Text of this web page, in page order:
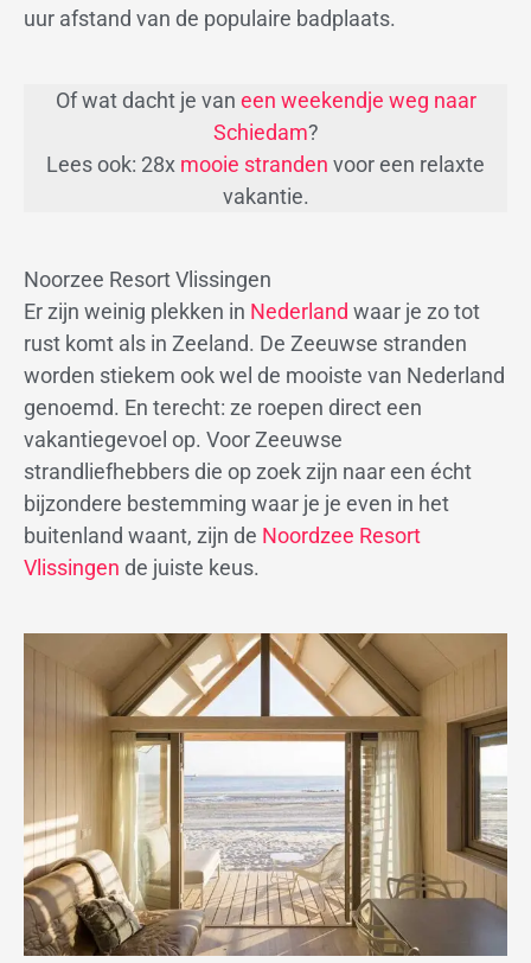
uur afstand van de populaire badplaats.
Of wat dacht je van een weekendje weg naar
Schiedam?
Lees ook: 28x mooie stranden voor een relaxte
vakantie.
Noorzee Resort Vlissingen
Er zijn weinig plekken in Nederland waar je zo tot
rust komt als in Zeeland. De Zeeuwse stranden
worden stiekem ook wel de mooiste van Nederland
genoemd. En terecht: ze roepen direct een
vakantiegevoel op. Voor Zeeuwse
strandliefhebbers die op zoek zijn naar een écht
bijzondere bestemming waar je je even in het
buitenland waant, zijn de Noordzee Resort
Vlissingen de juiste keus.